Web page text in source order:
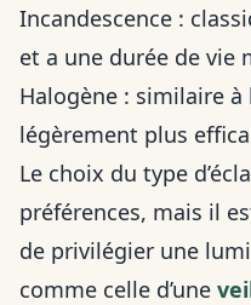
Incandescence :
et a une durée de vie
Halogène : similaire
légèrement plus
Le choix du type
préférences, mais il
de privilégier une
comme celle d’une